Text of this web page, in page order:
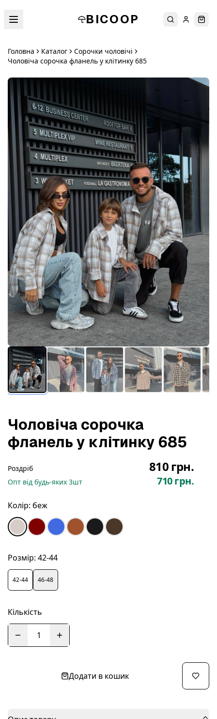
BICOOP ПошукУвійти
Головна Каталог
Сорочки чоловічі
Чоловіча сорочка фланель у клітинку 685
Чоловіча сорочка
фланель у клітинку 685
Роздріб 810 грн.
Опт від будь-яких 3шт 710 грн.
Колір: беж
Розмір: 42-44
42-44 46-48
Кількість
1
Додати в кошик